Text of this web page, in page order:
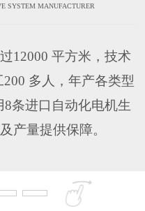
SYSTEM MANUFACTURER
12000 平方米，技术
多人，年产各类型
条进口自动化电机生
产量提供保障。